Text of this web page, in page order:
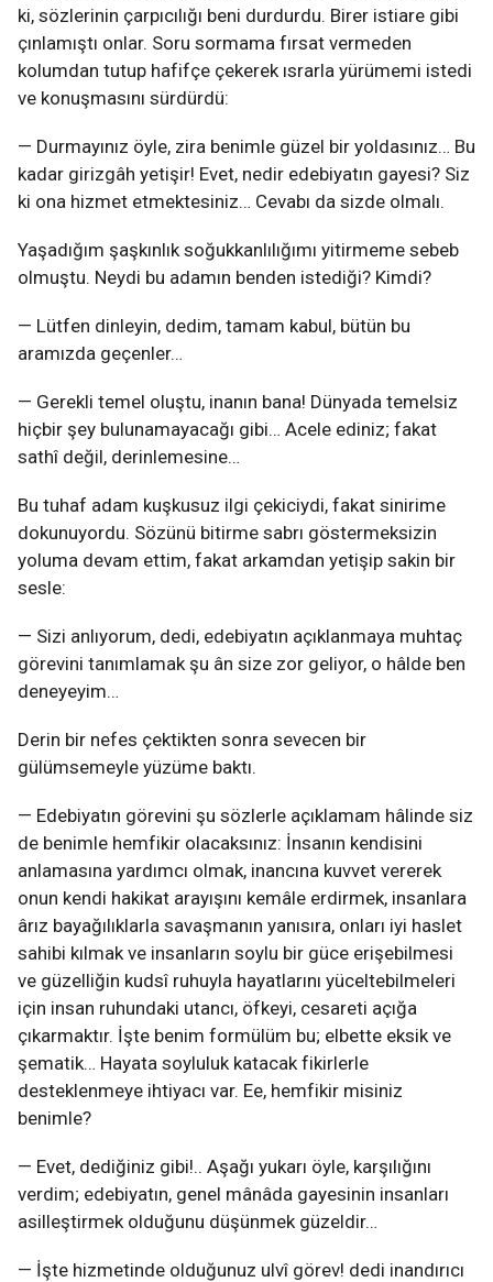
ki, sözlerinin çarpıcılığı beni durdurdu. Birer istiare gibi
çınlamıştı onlar. Soru sormama fırsat vermeden
kolumdan tutup hafifçe çekerek ısrarla yürümemi istedi
ve konuşmasını sürdürdü:
— Durmayınız öyle, zira benimle güzel bir yoldasınız… Bu
kadar girizgâh yetişir! Evet, nedir edebiyatın gayesi? Siz
ki ona hizmet etmektesiniz… Cevabı da sizde olmalı.
Yaşadığım şaşkınlık soğukkanlılığımı yitirmeme sebeb
olmuştu. Neydi bu adamın benden istediği? Kimdi?
— Lütfen dinleyin, dedim, tamam kabul, bütün bu
aramızda geçenler…
— Gerekli temel oluştu, inanın bana! Dünyada temelsiz
hiçbir şey bulunamayacağı gibi… Acele ediniz; fakat
sathî değil, derinlemesine…
Bu tuhaf adam kuşkusuz ilgi çekiciydi, fakat sinirime
dokunuyordu. Sözünü bitirme sabrı göstermeksizin
yoluma devam ettim, fakat arkamdan yetişip sakin bir
sesle:
— Sizi anlıyorum, dedi, edebiyatın açıklanmaya muhtaç
görevini tanımlamak şu ân size zor geliyor, o hâlde ben
deneyeyim…
Derin bir nefes çektikten sonra sevecen bir
gülümsemeyle yüzüme baktı.
— Edebiyatın görevini şu sözlerle açıklamam hâlinde siz
de benimle hemfikir olacaksınız: İnsanın kendisini
anlamasına yardımcı olmak, inancına kuvvet vererek
onun kendi hakikat arayışını kemâle erdirmek, insanlara
ârız bayağılıklarla savaşmanın yanısıra, onları iyi haslet
sahibi kılmak ve insanların soylu bir güce erişebilmesi
ve güzelliğin kudsî ruhuyla hayatlarını yüceltebilmeleri
için insan ruhundaki utancı, öfkeyi, cesareti açığa
çıkarmaktır. İşte benim formülüm bu; elbette eksik ve
şematik… Hayata soyluluk katacak fikirlerle
desteklenmeye ihtiyacı var. Ee, hemfikir misiniz
benimle?
— Evet, dediğiniz gibi!.. Aşağı yukarı öyle, karşılığını
verdim; edebiyatın, genel mânâda gayesinin insanları
asilleştirmek olduğunu düşünmek güzeldir…
— İşte hizmetinde olduğunuz ulvî görev! dedi inandırıcı